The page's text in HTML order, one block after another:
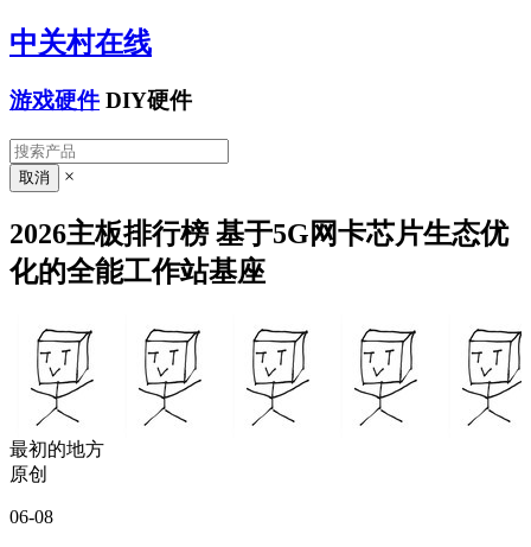
中关村在线
游戏硬件 DIY硬件
×
2026主板排行榜 基于5G网卡芯片生态优
化的全能工作站基座
最初的地方
原创
06-08